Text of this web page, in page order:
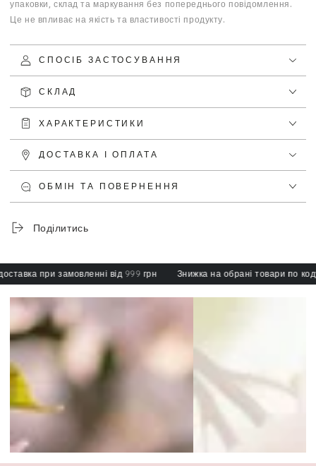
упаковки, склад та маркування без попереднього повідомлення.
Це не впливає на якість та властивості продукту.
СПОСІБ ЗАСТОСУВАННЯ
СКЛАД
ХАРАКТЕРИСТИКИ
ДОСТАВКА І ОПЛАТА
ОБМІН ТА ПОВЕРНЕННЯ
Поділитись
при замовленні від 999 грн Знижка на обрані товари по коду: